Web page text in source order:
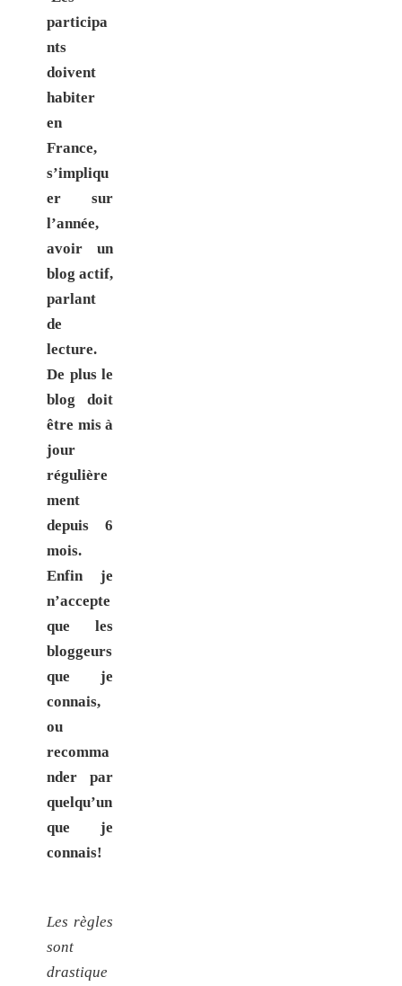
participa
nts
doivent
habiter
en
France,
s’impliqu
er sur
l’année,
avoir un
blog actif,
parlant
de
lecture.
De plus le
blog doit
être mis à
jour
régulière
ment
depuis 6
mois.
Enfin je
n’accepte
que les
bloggeurs
que je
connais,
ou
recomma
nder par
quelqu’un
que je
connais!
Les règles
sont
drastique